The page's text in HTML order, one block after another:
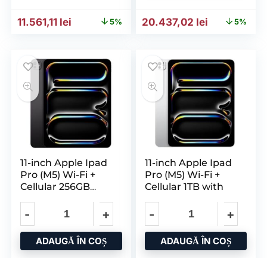
Prețul inițial a fost: 12.182,59 lei.
11.561,11 lei Prețul curent este: 11.561,11 lei.
5% Prețul inițial a fost:
20.437,02 lei Prețul
5%
11-inch Apple Ipad
Pro (M5) Wi-Fi +
Cellular 256GB
ADAUGĂ ÎN COȘ
11-inch Apple Ipad
Pro (M5) Wi-Fi +
Cellular 1TB with
ADAUGĂ ÎN COȘ